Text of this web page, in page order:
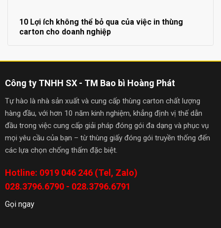
10 Lợi ích không thể bỏ qua của việc in thùng
carton cho doanh nghiệp
Công ty TNHH SX - TM Bao bì Hoàng Phát
Tự hào là nhà sản xuất và cung cấp thùng carton chất lượng
hàng đầu, với hơn 10 năm kinh nghiệm, khẳng định vị thế dẫn
đầu trong việc cung cấp giải pháp đóng gói đa dạng và phục vụ
mọi yêu cầu của bạn – từ thùng giấy đóng gói truyền thống đến
các lựa chọn chống thấm đặc biệt.
Hotline: 0919 046 246 (Tel, Zalo)
028.3796.6790 - 028.3796.6791
Gọi ngay